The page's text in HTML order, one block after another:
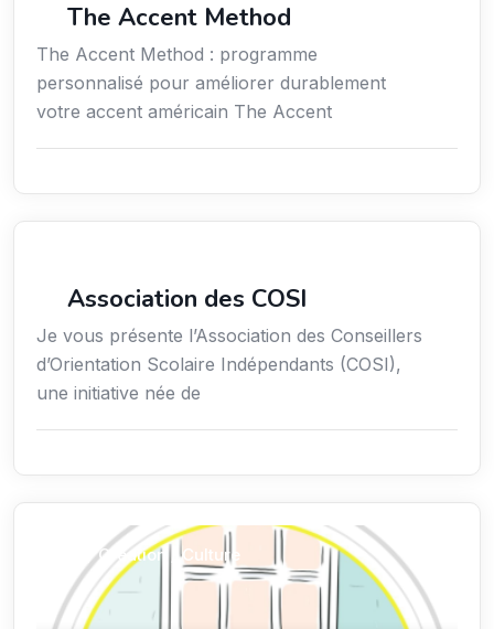
The Accent Method
The Accent Method : programme
personnalisé pour améliorer durablement
votre accent américain The Accent
Association des COSI
Je vous présente l’Association des Conseillers
d’Orientation Scolaire Indépendants (COSI),
une initiative née de
Arts / Création / Culture